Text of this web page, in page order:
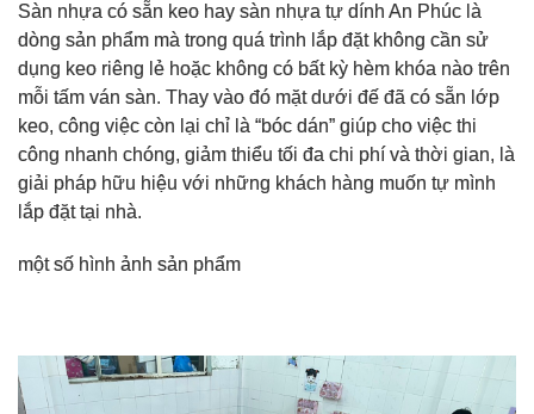
Sàn nhựa có sẵn keo hay sàn nhựa tự dính An Phúc là
dòng sản phẩm mà trong quá trình lắp đặt không cần sử
dụng keo riêng lẻ hoặc không có bất kỳ hèm khóa nào trên
mỗi tấm ván sàn. Thay vào đó mặt dưới đế đã có sẵn lớp
keo, công việc còn lại chỉ là “bóc dán” giúp cho việc thi
công nhanh chóng, giảm thiểu tối đa chi phí và thời gian, là
giải pháp hữu hiệu với những khách hàng muốn tự mình
lắp đặt tại nhà.
một số hình ảnh sản phẩm